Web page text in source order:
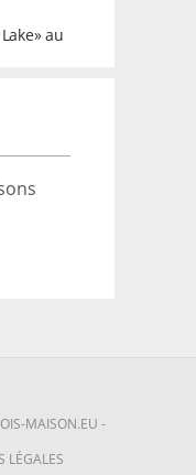
au
MAISON.EU -
LÉGALES